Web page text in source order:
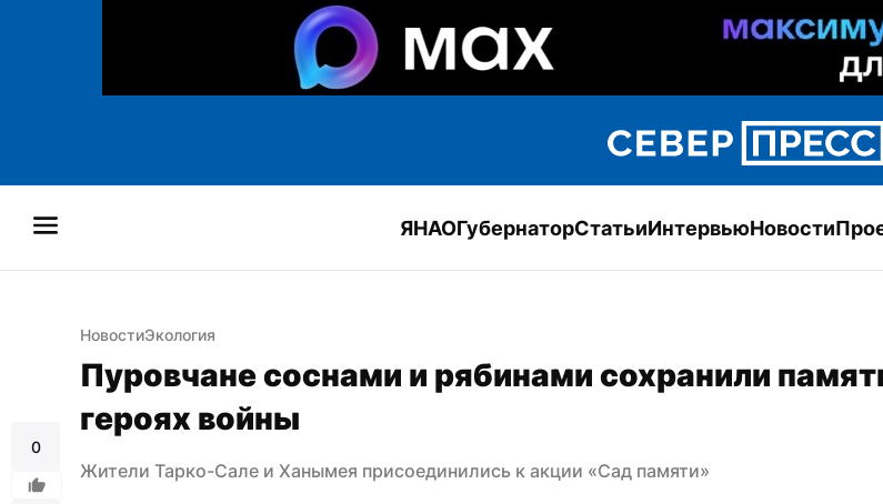
ЯНАОГубернаторСтатьиИнтервьюНовости
0
НовостиЭкология
Пуровчане соснами и рябинами сохранили
героях войны
Жители Тарко-Сале и Ханымея присоединились к акции «Сад памяти»